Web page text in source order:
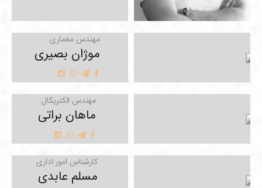
مهندس معماری
موژان بصیری
مهندس الکتریکال
ماهان براتی
کارشناس امور اداری
مسلم عابدی